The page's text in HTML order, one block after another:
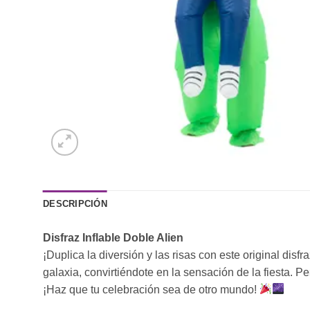
DESCRIPCIÓN
Disfraz Inflable Doble Alien
¡Duplica la diversión y las risas con este original
galaxia, convirtiéndote en la sensación de la fiesta.
¡Haz que tu celebración sea de otro mundo!